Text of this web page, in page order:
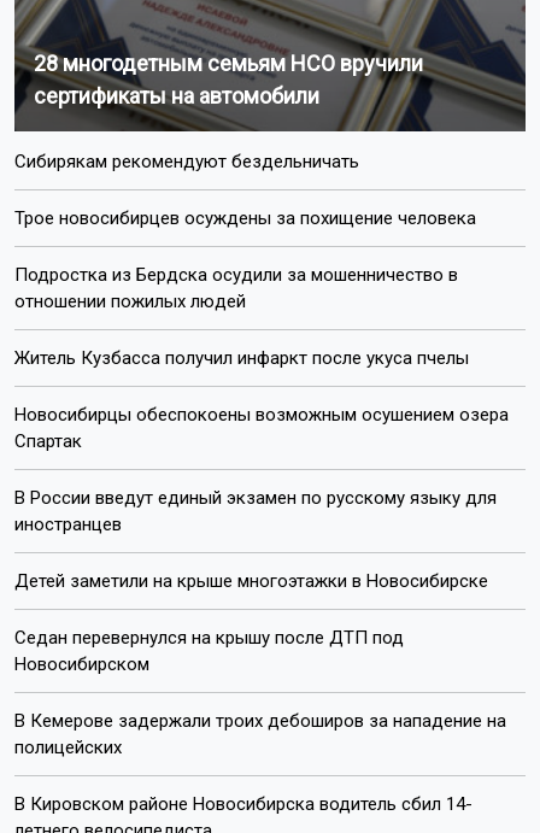
28 многодетным семьям НСО вручили
сертификаты на автомобили
Сибирякам рекомендуют бездельничать
Трое новосибирцев осуждены за похищение человека
Подростка из Бердска осудили за мошенничество в
отношении пожилых людей
Житель Кузбасса получил инфаркт после укуса пчелы
Новосибирцы обеспокоены возможным осушением озера
Спартак
В России введут единый экзамен по русскому языку для
иностранцев
Детей заметили на крыше многоэтажки в Новосибирске
Седан перевернулся на крышу после ДТП под
Новосибирском
В Кемерове задержали троих дебоширов за нападение на
полицейских
В Кировском районе Новосибирска водитель сбил 14-